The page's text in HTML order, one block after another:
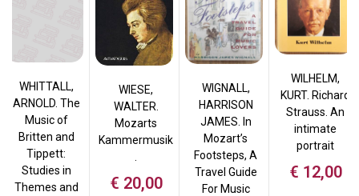
WHITTALL,
ARNOLD. The
Music of
Britten and
Tippett:
Studies in
Themes and
WIESE,
WALTER.
Mozarts
Kammermusik
€ 20,00
WIGNALL,
HARRISON
JAMES. In
Mozart’s
Footsteps, A
Travel Guide
For Music
WILHELM,
KURT. Richard
Strauss. An
intimate
portrait
€ 12,00